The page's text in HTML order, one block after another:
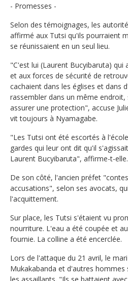
- Promesses -
Selon des témoignages, les
affirmé aux Tutsi qu'ils pourraient
se réunissaient en un seul lieu.
"C'est lui (Laurent Bucyibaruta) qui
et aux forces de sécurité de
cachaient dans les églises et dans
rassembler dans un même
assurer une protection", accuse
vit toujours à Nyamagabe.
"Les Tutsi ont été escortés à
gardes qui leur ont dit qu'il
Laurent Bucyibaruta", affirme-t-elle.
De son côté, l'ancien préfet
accusations", selon ses avocats,
l'acquittement.
Sur place, les Tutsi s'étaient vu
nourriture. L'eau a été coupée et
fournie. La colline a été encerclée.
Lors de l'attaque du 21 avril, le
Mukakabanda et d'autres